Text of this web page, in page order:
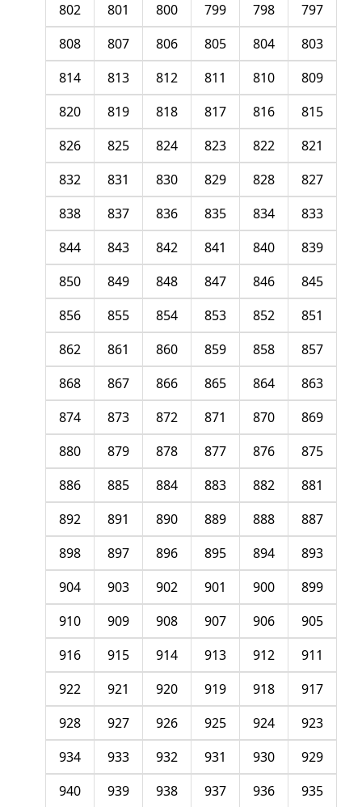
797
798
799
800
801
802
803
804
805
806
807
808
809
810
811
812
813
814
815
816
817
818
819
820
821
822
823
824
825
826
827
828
829
830
831
832
833
834
835
836
837
838
839
840
841
842
843
844
845
846
847
848
849
850
851
852
853
854
855
856
857
858
859
860
861
862
863
864
865
866
867
868
869
870
871
872
873
874
875
876
877
878
879
880
881
882
883
884
885
886
887
888
889
890
891
892
893
894
895
896
897
898
899
900
901
902
903
904
905
906
907
908
909
910
911
912
913
914
915
916
917
918
919
920
921
922
923
924
925
926
927
928
929
930
931
932
933
934
935
936
937
938
939
940